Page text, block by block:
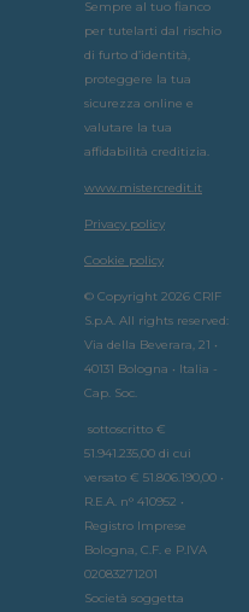
Sempre al tuo fianco
per tutelarti dal rischio
di furto d’identità,
proteggere la tua
sicurezza online e
valutare la tua
affidabilità creditizia.
www.mistercredit.it
Privacy policy
Cookie policy
© Copyright 2026 CRIF
S.p.A. All rights reserved:
Via della Beverara, 21 •
40131 Bologna • Italia -
Cap. Soc.
sottoscritto €
51.941.235,00 di cui
versato € 51.806.190,00 •
R.E.A. n° 410952 •
Registro Imprese
Bologna, C.F. e P.IVA
02083271201
Società soggetta